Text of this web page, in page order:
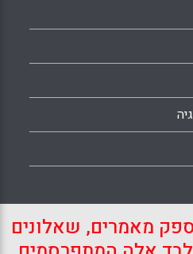
מאמרים, שאלונים